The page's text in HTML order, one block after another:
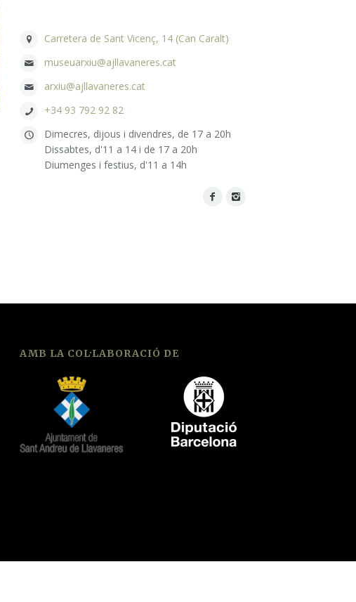
Carretera de Sant Vicenç, 14 (Can Caralt)
museuarxiu@ajllavaneres.cat
arxiu@ajllavaneres.cat
+34 93 792 92 82
Dimecres, dijous i divendres, de 17 a 20h
Dissabtes, d'11 a 14 i de 17 a 20h
Diumenges i festius, d'11 a 14h
AMB LA COL·LABORACIÓ DE